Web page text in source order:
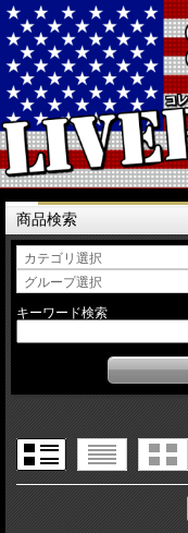
商品検索
キーワード検索